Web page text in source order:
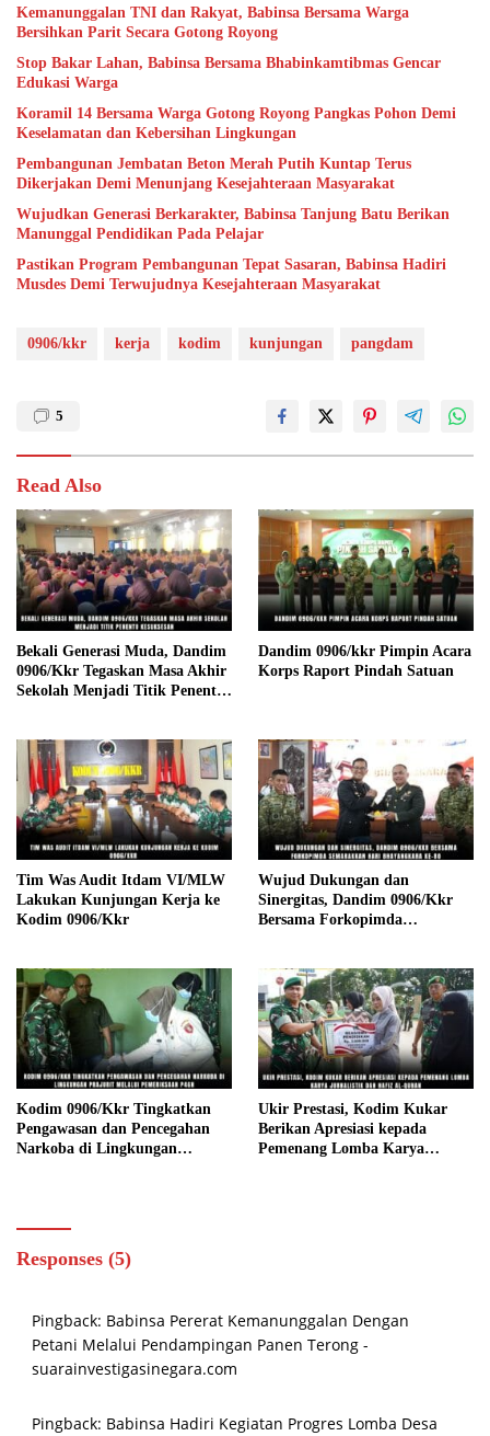
Kemanunggalan TNI dan Rakyat, Babinsa Bersama Warga
Bersihkan Parit Secara Gotong Royong
Stop Bakar Lahan, Babinsa Bersama Bhabinkamtibmas Gencar
Edukasi Warga
Koramil 14 Bersama Warga Gotong Royong Pangkas Pohon Demi
Keselamatan dan Kebersihan Lingkungan
Pembangunan Jembatan Beton Merah Putih Kuntap Terus
Dikerjakan Demi Menunjang Kesejahteraan Masyarakat
Wujudkan Generasi Berkarakter, Babinsa Tanjung Batu Berikan
Manunggal Pendidikan Pada Pelajar
Pastikan Program Pembangunan Tepat Sasaran, Babinsa Hadiri
Musdes Demi Terwujudnya Kesejahteraan Masyarakat
0906/kkr kerja kodim kunjungan pangdam
5
Read Also
Bekali Generasi Muda, Dandim
0906/Kkr Tegaskan Masa Akhir
Sekolah Menjadi Titik Penentu
Dandim 0906/kkr Pimpin Acara
Korps Raport Pindah Satuan
Tim Was Audit Itdam VI/MLW
Lakukan Kunjungan Kerja ke
Kodim 0906/Kkr
Wujud Dukungan dan
Sinergitas, Dandim 0906/Kkr
Bersama Forkopimda
Kodim 0906/Kkr Tingkatkan
Pengawasan dan Pencegahan
Narkoba di Lingkungan
Ukir Prestasi, Kodim Kukar
Berikan Apresiasi kepada
Pemenang Lomba Karya
Responses (5)
Pingback: Babinsa Pererat Kemanunggalan Dengan
Petani Melalui Pendampingan Panen Terong -
suarainvestigasinegara.com
Pingback: Babinsa Hadiri Kegiatan Progres Lomba Desa